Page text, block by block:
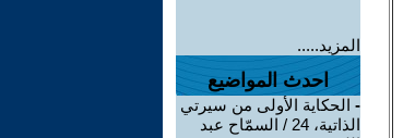
المزيد.....
احدث المواضيع
- الحكاية الأولى من سيرتي
الذاتية، 24 / السمّاح عبد